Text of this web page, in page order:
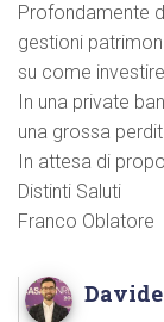
Profondamente
gestioni
su come
In una private
una grossa
In attesa di
Distinti Saluti
Franco Oblatore